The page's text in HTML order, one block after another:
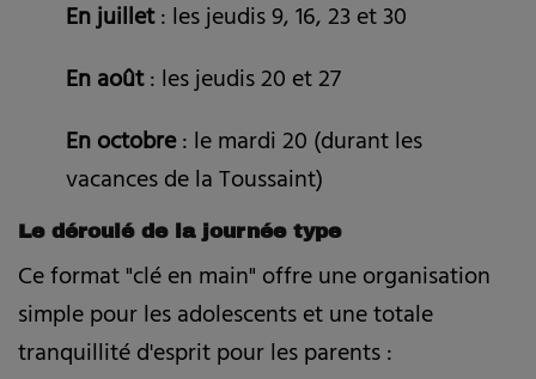
En juillet: les jeudis 9, 16, 23 et 30
En août: les jeudis 20 et 27
En octobre: le mardi 20 (durant les
vacances de la Toussaint)
Le déroulé de la journée type
Ce format "clé en main" offre une organisation
simple pour les adolescents et une totale
tranquillité d'esprit pour les parents :